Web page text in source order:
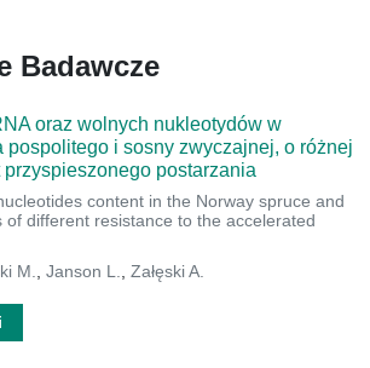
Badawcze
oraz wolnych nukleotydów w
pospolitego i sosny zwyczajnej, o różnej
postarzania
content in the Norway spruce and
of different resistance to the accelerated
M. Janson L. Załęski A.